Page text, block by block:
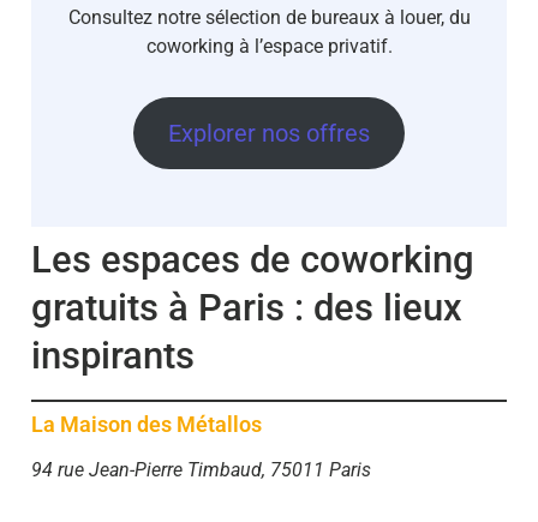
Consultez notre sélection de bureaux à louer, du
coworking à l’espace privatif.
Explorer nos offres
Les espaces de coworking
gratuits à Paris : des lieux
inspirants
La Maison des Métallos
94 rue Jean-Pierre Timbaud, 75011 Paris